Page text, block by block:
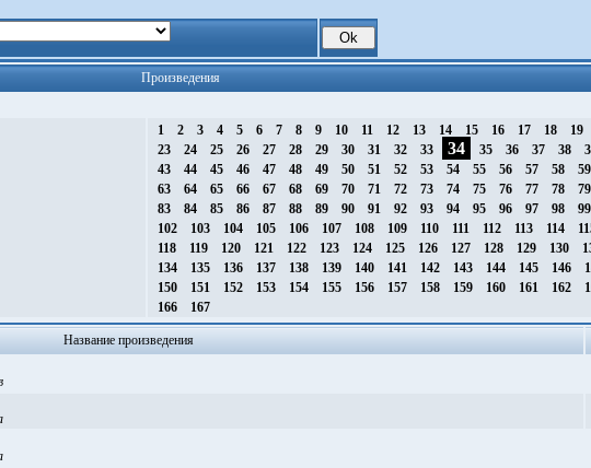
Произведения
1 2 3 4 5 6 7 8 9 10 11 12 13 14 15 16 17 18 19
23
24 25 26 27 28 29 30 31 32 33 34 35 36 37 38
43
44 45 46 47 48 49 50 51 52 53 54 55 56 57 58 59
63
64 65 66 67 68 69 70 71 72 73 74 75 76 77 78 79
83
84 85 86 87 88 89 90 91 92 93 94 95 96 97 98 99
102
103 104 105 106 107 108 109 110 111 112 113 114
118
119 120 121 122 123 124 125 126 127 128 129 130
134
135 136 137 138 139 140 141 142 143 144 145 146
150
151 152 153 154 155 156 157 158 159 160 161 162
166
167
Название произведения